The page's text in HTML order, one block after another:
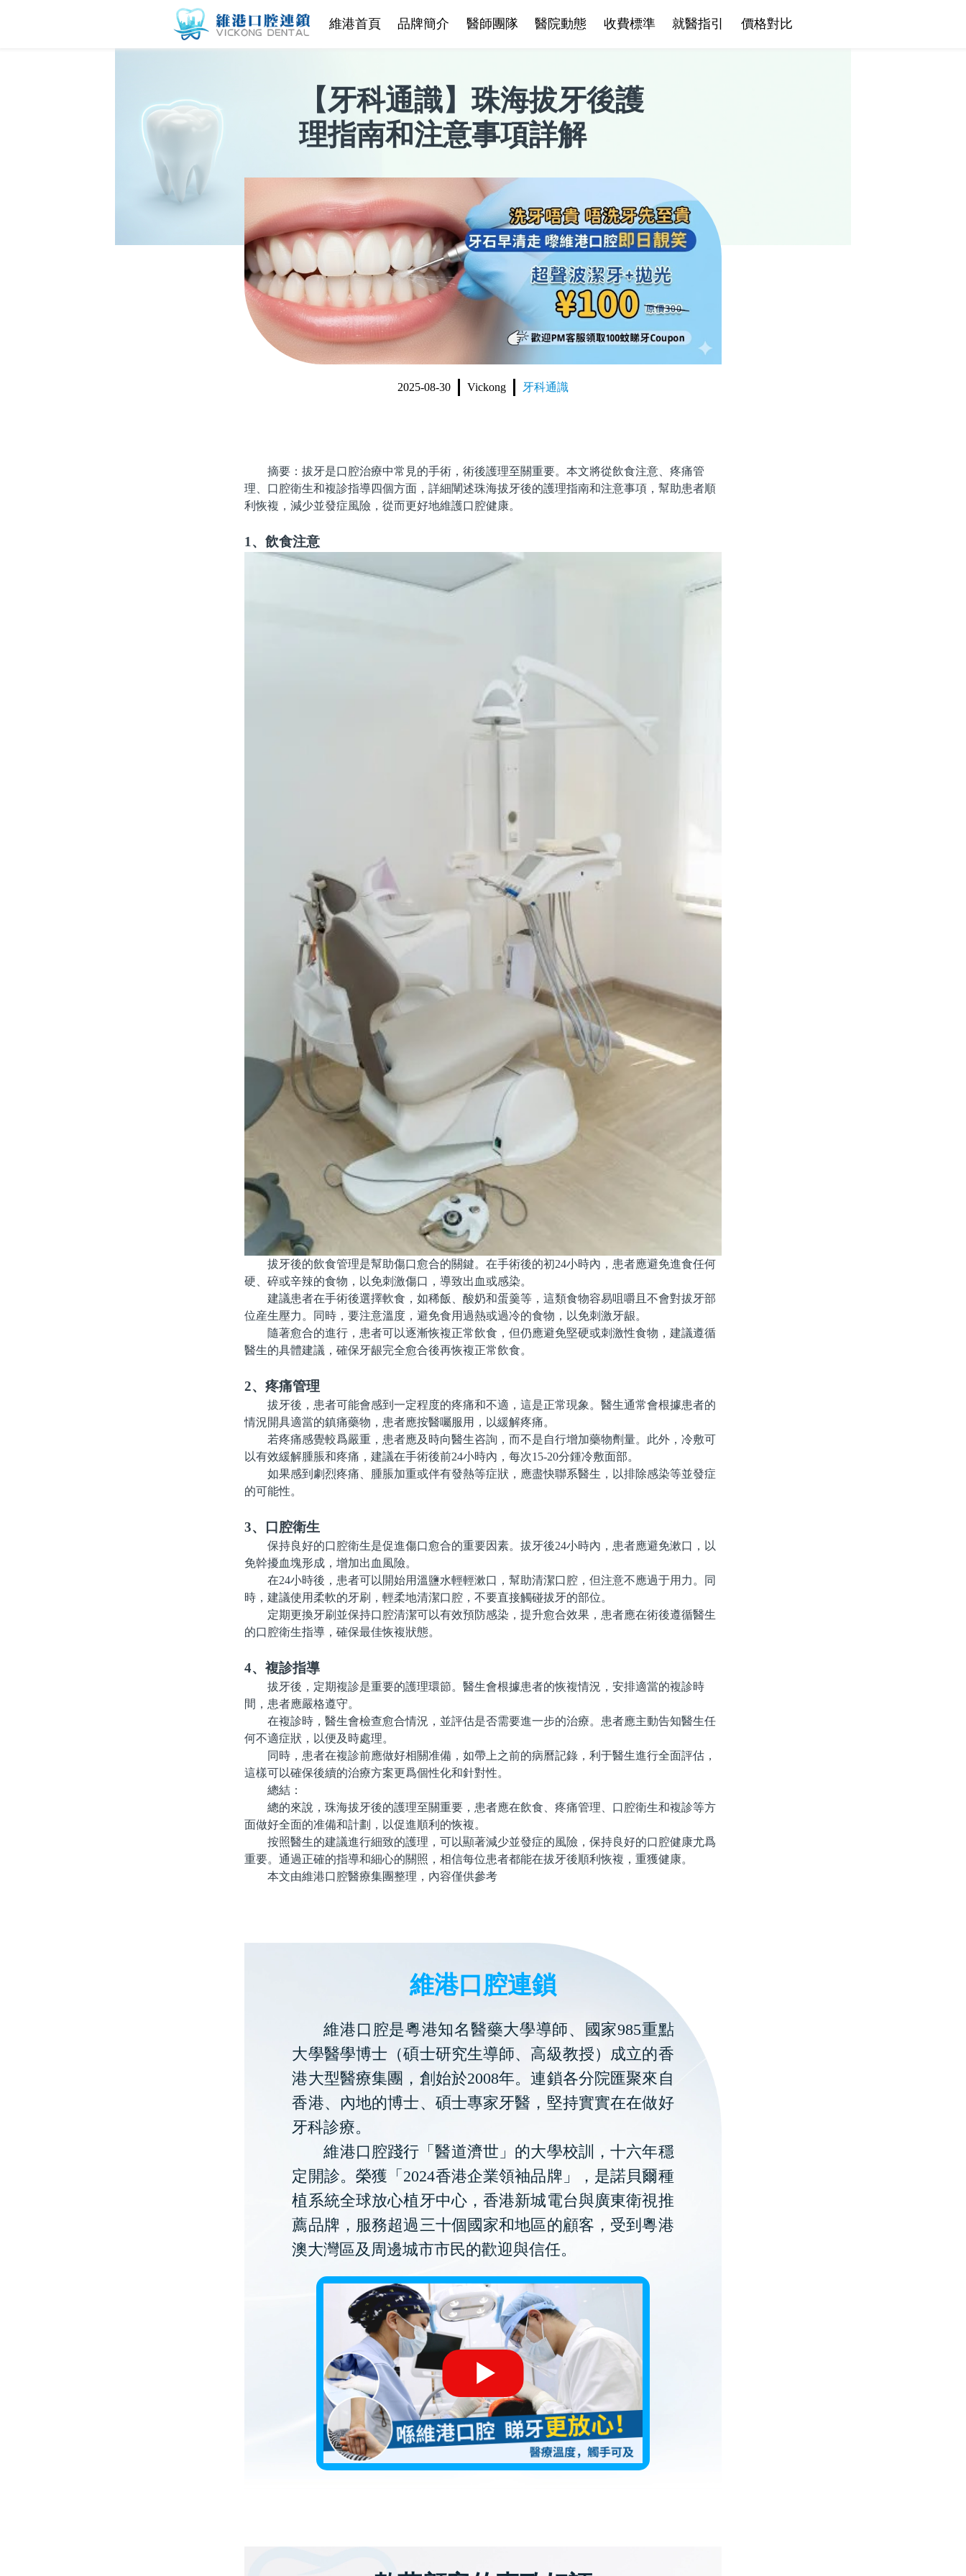
維港首頁 品牌簡介 醫師團隊 醫院動態 收費標準 就醫指引 價格對比
【牙科通識】珠海拔牙後護
理指南和注意事項詳解
2025-08-30 Vickong 牙科通識
摘要：拔牙是口腔治療中常見的手術，術後護理至關重要。本文將從飲食注意、疼痛管
理、口腔衛生和複診指導四個方面，詳細闡述珠海拔牙後的護理指南和注意事項，幫助患者順
利恢複，減少並發症風險，從而更好地維護口腔健康。
1、飲食注意
拔牙後的飲食管理是幫助傷口愈合的關鍵。在手術後的初24小時內，患者應避免進食任何
硬、碎或辛辣的食物，以免刺激傷口，導致出血或感染。
建議患者在手術後選擇軟食，如稀飯、酸奶和蛋羹等，這類食物容易咀嚼且不會對拔牙部
位産生壓力。同時，要注意溫度，避免食用過熱或過冷的食物，以免刺激牙龈。
隨著愈合的進行，患者可以逐漸恢複正常飲食，但仍應避免堅硬或刺激性食物，建議遵循
醫生的具體建議，確保牙龈完全愈合後再恢複正常飲食。
2、疼痛管理
拔牙後，患者可能會感到一定程度的疼痛和不適，這是正常現象。醫生通常會根據患者的
情況開具適當的鎮痛藥物，患者應按醫囑服用，以緩解疼痛。
若疼痛感覺較爲嚴重，患者應及時向醫生咨詢，而不是自行增加藥物劑量。此外，冷敷可
以有效緩解腫脹和疼痛，建議在手術後前24小時內，每次15-20分鍾冷敷面部。
如果感到劇烈疼痛、腫脹加重或伴有發熱等症狀，應盡快聯系醫生，以排除感染等並發症
的可能性。
3、口腔衛生
保持良好的口腔衛生是促進傷口愈合的重要因素。拔牙後24小時內，患者應避免漱口，以
免幹擾血塊形成，增加出血風險。
在24小時後，患者可以開始用溫鹽水輕輕漱口，幫助清潔口腔，但注意不應過于用力。同
時，建議使用柔軟的牙刷，輕柔地清潔口腔，不要直接觸碰拔牙的部位。
定期更換牙刷並保持口腔清潔可以有效預防感染，提升愈合效果，患者應在術後遵循醫生
的口腔衛生指導，確保最佳恢複狀態。
4、複診指導
拔牙後，定期複診是重要的護理環節。醫生會根據患者的恢複情況，安排適當的複診時
間，患者應嚴格遵守。
在複診時，醫生會檢查愈合情況，並評估是否需要進一步的治療。患者應主動告知醫生任
何不適症狀，以便及時處理。
同時，患者在複診前應做好相關准備，如帶上之前的病曆記錄，利于醫生進行全面評估，
這樣可以確保後續的治療方案更爲個性化和針對性。
總結：
總的來說，珠海拔牙後的護理至關重要，患者應在飲食、疼痛管理、口腔衛生和複診等方
面做好全面的准備和計劃，以促進順利的恢複。
按照醫生的建議進行細致的護理，可以顯著減少並發症的風險，保持良好的口腔健康尤爲
重要。通過正確的指導和細心的關照，相信每位患者都能在拔牙後順利恢複，重獲健康。
本文由維港口腔醫療集團整理，內容僅供參考
維港口腔連鎖
維港口腔是粵港知名醫藥大學導師、國家985重點
大學醫學博士（碩士研究生導師、高級教授）成立的香
港大型醫療集團，創始於2008年。連鎖各分院匯聚來自
香港、內地的博士、碩士專家牙醫，堅持實實在在做好
牙科診療。
維港口腔踐行「醫道濟世」的大學校訓，十六年穩
定開診。榮獲「2024香港企業領袖品牌」，是諾貝爾種
植系統全球放心植牙中心，香港新城電台與廣東衛視推
薦品牌，服務超過三十個國家和地區的顧客，受到粵港
澳大灣區及周邊城市市民的歡迎與信任。